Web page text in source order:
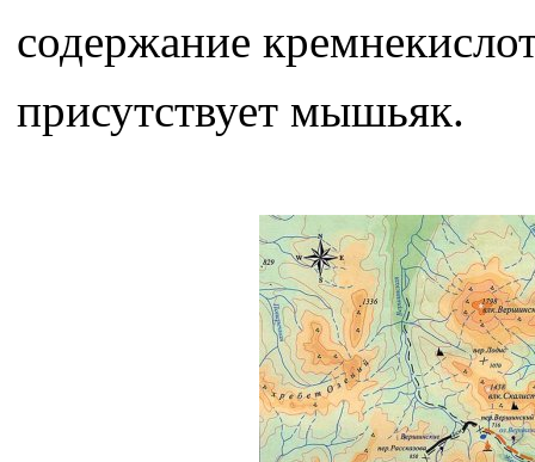
содержание
присутствует мышьяк.